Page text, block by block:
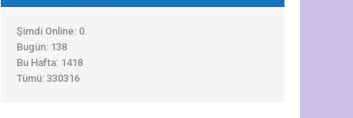
Şimdi Online: 0
Bugün: 138
Bu Hafta: 1418
Tümü: 330316